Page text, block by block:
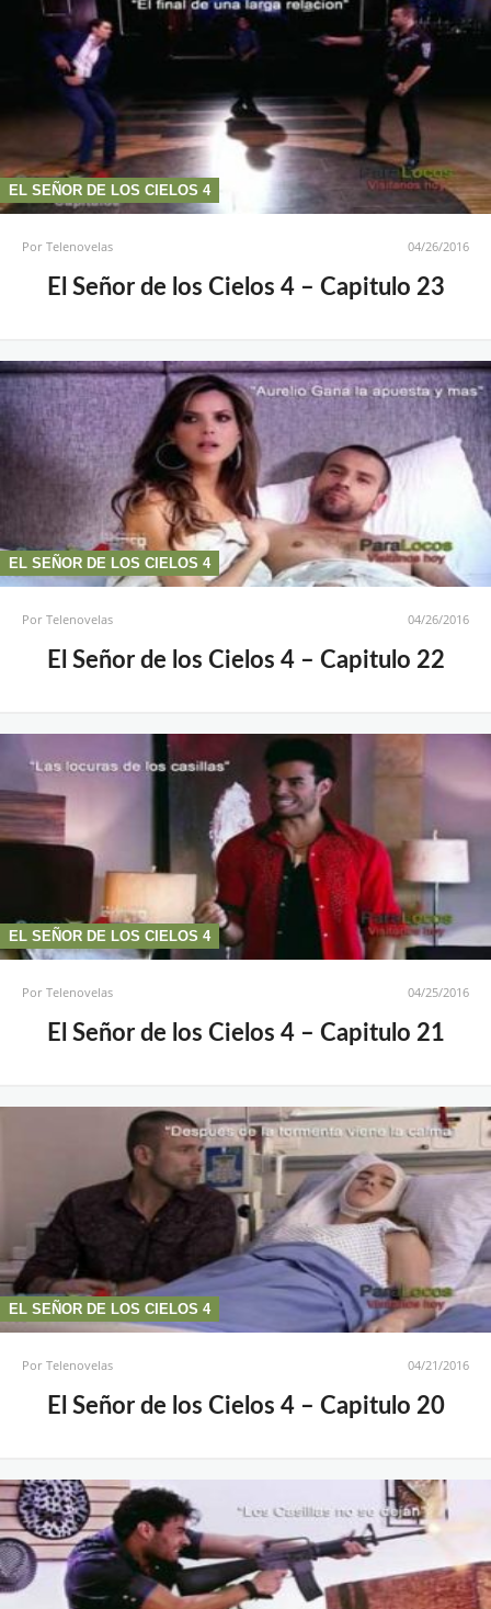
EL SEÑOR DE LOS CIELOS 4
PorTelenovelas 04/26/2016
El Señor de los Cielos 4 – Capitulo 23
EL SEÑOR DE LOS CIELOS 4
PorTelenovelas 04/26/2016
El Señor de los Cielos 4 – Capitulo 22
EL SEÑOR DE LOS CIELOS 4
PorTelenovelas 04/25/2016
El Señor de los Cielos 4 – Capitulo 21
EL SEÑOR DE LOS CIELOS 4
PorTelenovelas 04/21/2016
El Señor de los Cielos 4 – Capitulo 20